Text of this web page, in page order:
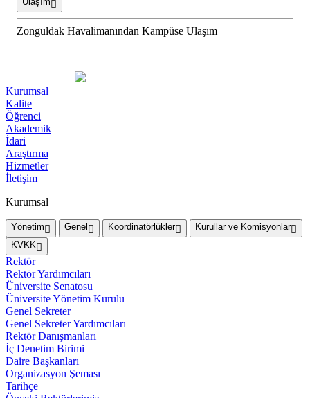
Zonguldak Havalimanından Kampüse Ulaşım
Kurumsal
Kalite
Öğrenci
Akademik
İdari
Araştırma
Hizmetler
İletişim
Kurumsal
Yönetim Genel Koordinatörlükler
Kurullar ve Komisyonlar
KVKK
Rektör
Rektör Yardımcıları
Üniversite Senatosu
Üniversite Yönetim Kurulu
Genel Sekreter
Genel Sekreter Yardımcıları
Rektör Danışmanları
İç Denetim Birimi
Daire Başkanları
Organizasyon Şeması
Tarihçe